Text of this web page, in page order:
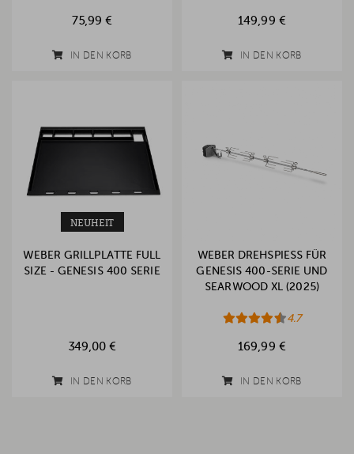
75,99 €
IN DEN KORB
149,99 €
IN DEN KORB
NEUHEIT
WEBER GRILLPLATTE FULL
SIZE - GENESIS 400 SERIE
349,00 €
IN DEN KORB
WEBER DREHSPIESS FÜR G
ENESIS 400-SERIE UND S
EARWOOD XL (2025)
4.7
169,99 €
IN DEN KORB